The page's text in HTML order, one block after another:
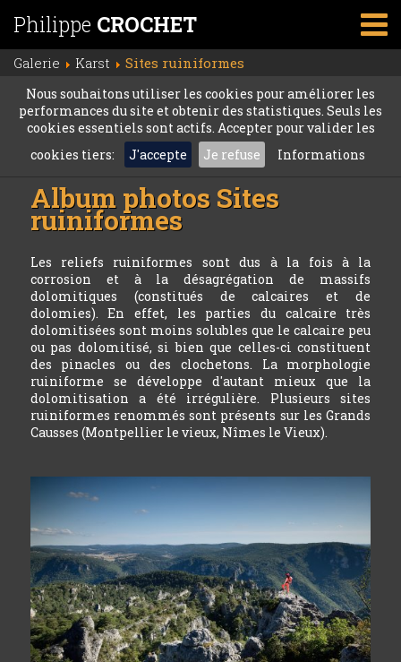
Philippe CROCHET
Galerie Karst Sites ruiniformes
Nous souhaitons utiliser les cookies pour améliorer les
performances du site et obtenir des statistiques. Seuls les
cookies essentiels sont actifs. Accepter pour valider les
cookies tiers:
J'accepte Je refuse Informations
Album photos Sites
ruiniformes
Les reliefs ruiniformes sont dus à la fois à la
corrosion et à la désagrégation de massifs
dolomitiques (constitués de calcaires et de
dolomies). En effet, les parties du calcaire très
dolomitisées sont moins solubles que le calcaire peu
ou pas dolomitisé, si bien que celles-ci constituent
des pinacles ou des clochetons. La morphologie
ruiniforme se développe d'autant mieux que la
dolomitisation a été irrégulière. Plusieurs sites
ruiniformes renommés sont présents sur les Grands
Causses (Montpellier le vieux, Nîmes le Vieux).